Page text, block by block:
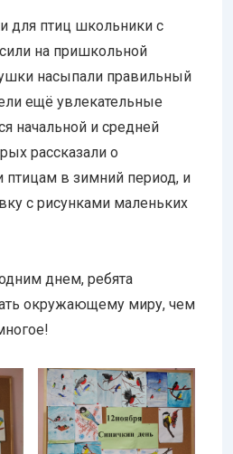
для птиц школьники с
на пришкольной
насыпали правильный
ещё увлекательные
начальной и средней
рассказали о
в зимний период, и
с рисунками маленьких
днем, ребята
окружающему миру, чем